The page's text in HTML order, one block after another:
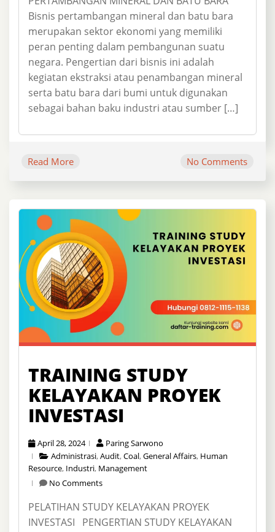
Bisnis pertambangan mineral dan batu bara
merupakan sektor ekonomi yang memiliki
peran penting dalam pembangunan suatu
negara. Pengertian dari bisnis ini adalah
kegiatan ekstraksi atau penambangan mineral
serta batu bara dari bumi untuk digunakan
sebagai bahan baku industri atau sumber […]
Read More No Comments
TRAINING STUDY
KELAYAKAN PROYEK
INVESTASI
April 28, 2024
Paring Sarwono
Administrasi,Audit,Coal,General Affairs, Human
Resource, Industri, Management
No Comments
PELATIHAN STUDY KELAYAKAN PROYEK
INVESTASI PENGERTIAN STUDY KELAYAKAN